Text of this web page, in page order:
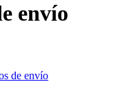
envío
de envío